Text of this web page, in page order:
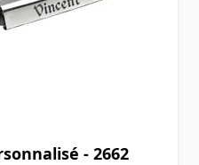
- 2662